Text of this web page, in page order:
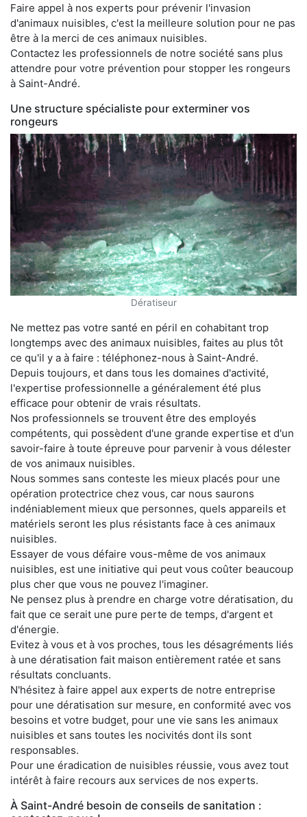
Faire appel à nos experts pour prévenir l'invasion
d'animaux nuisibles, c'est la meilleure solution pour ne pas
être à la merci de ces animaux nuisibles.
Contactez les professionnels de notre société sans plus
attendre pour votre prévention pour stopper les rongeurs
à Saint-André.
Une structure spécialiste pour exterminer vos
rongeurs
Dératiseur
Ne mettez pas votre santé en péril en cohabitant trop
longtemps avec des animaux nuisibles, faites au plus tôt
ce qu'il y a à faire : téléphonez-nous à Saint-André.
Depuis toujours, et dans tous les domaines d'activité,
l'expertise professionnelle a généralement été plus
efficace pour obtenir de vrais résultats.
Nos professionnels se trouvent être des employés
compétents, qui possèdent d'une grande expertise et d'un
savoir-faire à toute épreuve pour parvenir à vous délester
de vos animaux nuisibles.
Nous sommes sans conteste les mieux placés pour une
opération protectrice chez vous, car nous saurons
indéniablement mieux que personnes, quels appareils et
matériels seront les plus résistants face à ces animaux
nuisibles.
Essayer de vous défaire vous-même de vos animaux
nuisibles, est une initiative qui peut vous coûter beaucoup
plus cher que vous ne pouvez l'imaginer.
Ne pensez plus à prendre en charge votre dératisation, du
fait que ce serait une pure perte de temps, d'argent et
d'énergie.
Evitez à vous et à vos proches, tous les désagréments liés
à une dératisation fait maison entièrement ratée et sans
résultats concluants.
N'hésitez à faire appel aux experts de notre entreprise
pour une dératisation sur mesure, en conformité avec vos
besoins et votre budget, pour une vie sans les animaux
nuisibles et sans toutes les nocivités dont ils sont
responsables.
Pour une éradication de nuisibles réussie, vous avez tout
intérêt à faire recours aux services de nos experts.
À Saint-André besoin de conseils de sanitation :